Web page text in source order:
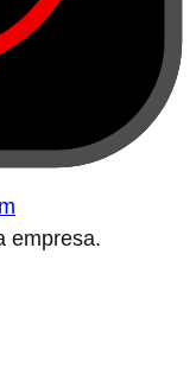
empresa.